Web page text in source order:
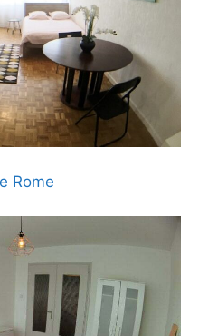
Rome